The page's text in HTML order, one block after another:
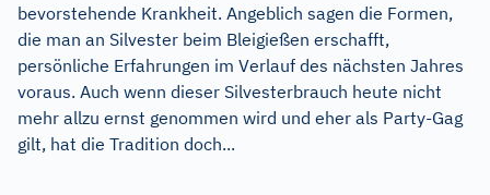
bevorstehende Krankheit. Angeblich sagen die Formen,
die man an Silvester beim Bleigießen erschafft,
persönliche Erfahrungen im Verlauf des nächsten Jahres
voraus. Auch wenn dieser Silvesterbrauch heute nicht
mehr allzu ernst genommen wird und eher als Party-Gag
gilt, hat die Tradition doch...